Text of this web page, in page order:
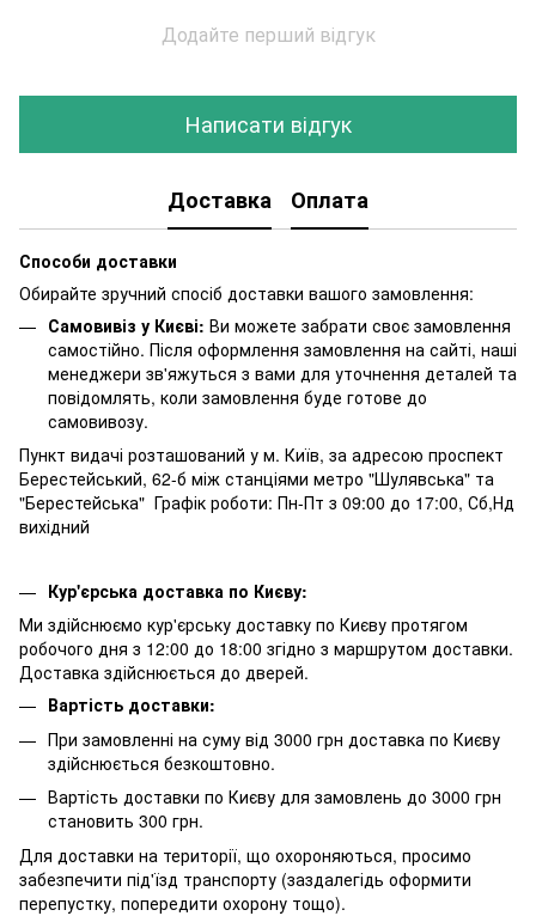
Додайте перший відгук
Написати відгук
Доставка Оплата
Способи доставки
Обирайте зручний спосіб доставки вашого замовлення:
Самовивіз у Києві: Ви можете забрати своє замовлення
самостійно. Після оформлення замовлення на сайті, наші
менеджери зв'яжуться з вами для уточнення деталей та
повідомлять, коли замовлення буде готове до
самовивозу.
Пункт видачі розташований у м. Київ, за адресою проспект
Берестейський, 62-б між станціями метро "Шулявська" та
"Берестейська" Графік роботи: Пн-Пт з 09:00 до 17:00, Сб,Нд
вихідний
Кур'єрська доставка по Києву:
Ми здійснюємо кур'єрську доставку по Києву протягом
робочого дня з 12:00 до 18:00 згідно з маршрутом доставки.
Доставка здійснюється до дверей.
Вартість доставки:
При замовленні на суму від 3000 грн доставка по Києву
здійснюється безкоштовно.
Вартість доставки по Києву для замовлень до 3000 грн
становить 300 грн.
Для доставки на території, що охороняються, просимо
забезпечити під'їзд транспорту (заздалегідь оформити
перепустку, попередити охорону тощо).